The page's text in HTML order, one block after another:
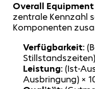
Overall
zentrale Kennzahl
Komponenten
Verfügbarkeit:
Leistung: (Ist-
Ausbringung) ×